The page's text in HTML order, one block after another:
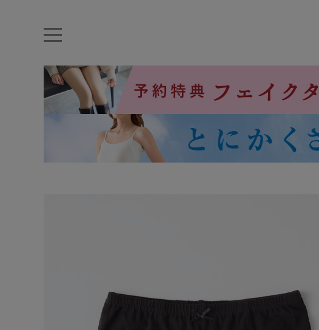
ナイトブラ ノンワイヤー 特盛ブラ チューブトップ 折り畳み パジャマ
ルームウェア アームカバー
カテゴリから探す
ライフスタイル